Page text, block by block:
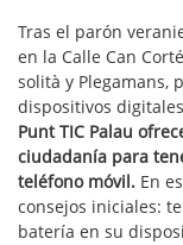
Tras el parón
en la Calle Can
solità y Plegamans,
dispositivos
Punt TIC Palau
ciudadanía para
teléfono móvil. En
consejos iniciales:
batería en su